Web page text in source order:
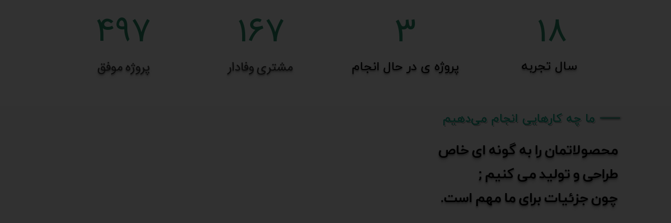
18
​سال تجربه
3
پروژه ی در حال انجام
167
مشتری وفادار
497
پروژه موفق
ما چه کارهایی انجام می‌دهیم
محصولاتمان را به گونه ای خاص
طراحی و تولید می کنیم ;
​​​​​​​چون جزئیات برای ما مهم است.